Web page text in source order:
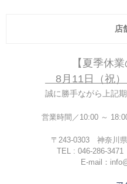
店
【 夏季休業
8月11日（祝
誠に勝手ながら上記
営業時間／10:00 ～
〒243-0303 神奈川
TEL : 046-286-
E-mail：